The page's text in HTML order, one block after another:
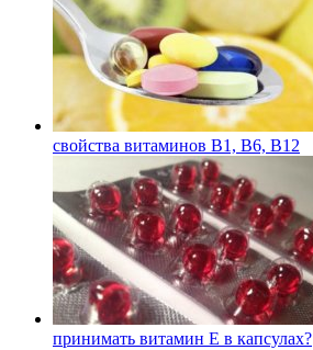
свойства витаминов В1, В6, В12
принимать витамин Е в капсулах?